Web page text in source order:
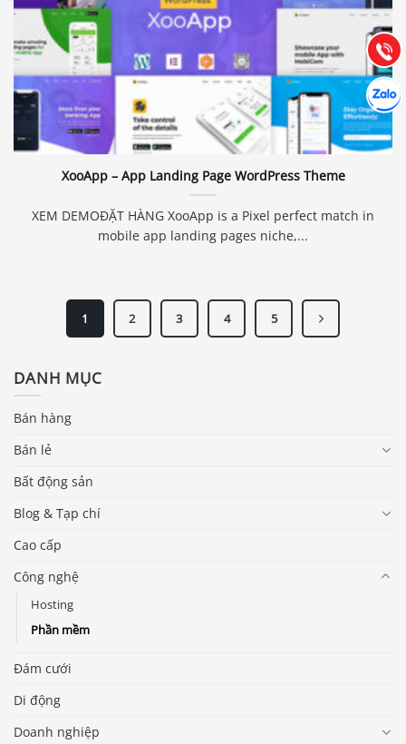
XooApp – App Landing Page WordPress Theme
XEM DEMOĐẶT HÀNG XooApp is a Pixel perfect match in
mobile app landing pages niche,...
1 2 3 4 5
DANH MỤC
Bán hàng
Bán lẻ
Bất động sản
Blog & Tạp chí
Cao cấp
Công nghệ
Hosting
Phần mềm
Đám cưới
Di động
Doanh nghiệp
Gọi
Hướng dẫn & Hỗ trợ:
(028) 22.166.144
Chát
Tư vấn
Hợp tác